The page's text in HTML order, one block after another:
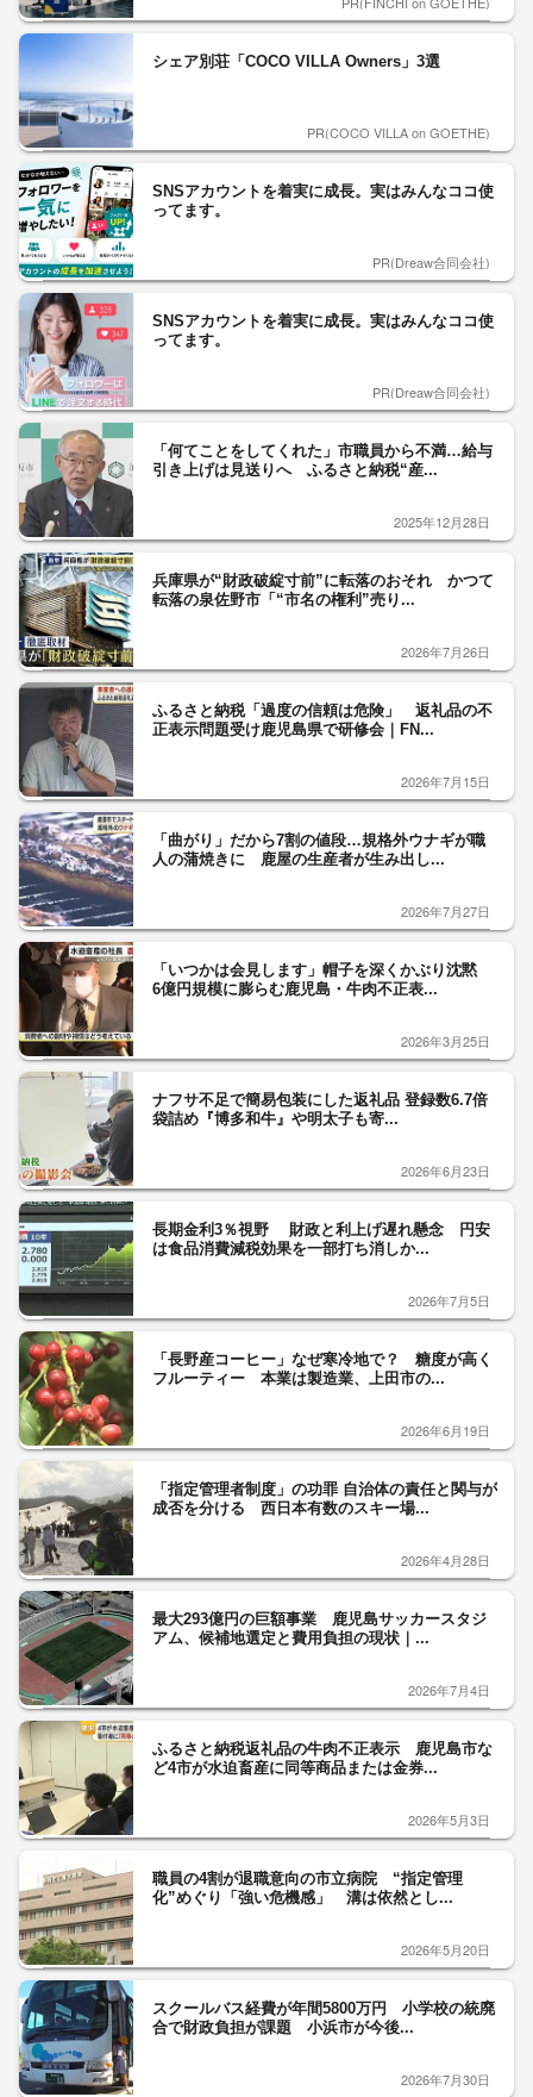
シェア別荘「COCO VILLA Owners」3選
PR(COCO VILLA on GOETHE)
SNSアカウントを着実に成長。実はみんなココ使
ってます。
PR(Dreaw合同会社)
SNSアカウントを着実に成長。実はみんなココ使
ってます。
PR(Dreaw合同会社)
「何てことをしてくれた」市職員から不満…給与
引き上げは見送りへ ふるさと納税“産...
2025年12月28日
兵庫県が“財政破綻寸前”に転落のおそれ かつて
転落の泉佐野市「“市名の権利”売り...
2026年7月26日
ふるさと納税「過度の信頼は危険」 返礼品の不
正表示問題受け鹿児島県で研修会｜FN...
2026年7月15日
「曲がり」だから7割の値段…規格外ウナギが職
人の蒲焼きに 鹿屋の生産者が生み出し...
2026年7月27日
「いつかは会見します」帽子を深くかぶり沈黙
6億円規模に膨らむ鹿児島・牛肉不正表...
2026年3月25日
ナフサ不足で簡易包装にした返礼品 登録数6.7倍
袋詰め『博多和牛』や明太子も寄...
2026年6月23日
長期金利3％視野 財政と利上げ遅れ懸念 円安
は食品消費減税効果を一部打ち消しか...
2026年7月5日
「長野産コーヒー」なぜ寒冷地で？ 糖度が高く
フルーティー 本業は製造業、上田市の...
2026年6月19日
「指定管理者制度」の功罪 自治体の責任と関与が
成否を分ける 西日本有数のスキー場...
2026年4月28日
最大293億円の巨額事業 鹿児島サッカースタジ
アム、候補地選定と費用負担の現状｜...
2026年7月4日
ふるさと納税返礼品の牛肉不正表示 鹿児島市な
ど4市が水迫畜産に同等商品または金券...
2026年5月3日
職員の4割が退職意向の市立病院 “指定管理
化”めぐり「強い危機感」 溝は依然とし...
2026年5月20日
スクールバス経費が年間5800万円 小学校の統廃
合で財政負担が課題 小浜市が今後...
2026年7月30日